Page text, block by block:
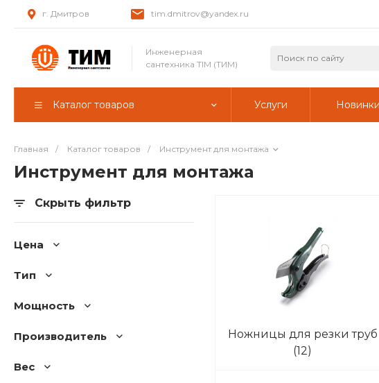
г. Дмитров tim.dmitrov@yandex.ru
Инженерная
сантехника TIM (ТИМ)
Каталог товаров Услуги Новинки
Главная / Каталог товаров / Инструмент для монтажа
Инструмент для монтажа
Скрыть фильтр
Цена
Тип
Мощность
Производитель
Вес
Ножницы для резки труб
(12)